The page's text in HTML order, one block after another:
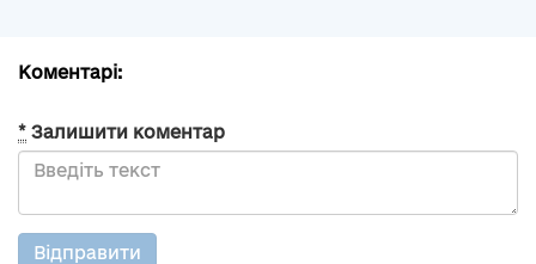
Коментарі:
* Залишити коментар
Відправити